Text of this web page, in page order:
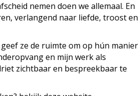
nemen doen we allemaal. En
verlangend naar liefde, troost en
ze de ruimte om op hún manier
en mijn werk als
zichtbaar en bespreekbaar te